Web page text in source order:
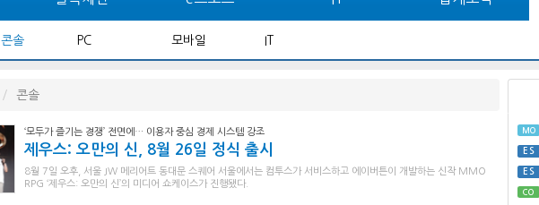
콘솔 PC 모바일 IT
콘솔
‘모두가 즐기는 경쟁’ 전면에… 이용자 중심 경제 시스템 강조
제우스: 오만의 신, 8월 26일 정식 출시
8월 7일 오후, 서울 JW 메리어트 동대문 스퀘어 서울에서는 컴투스가 서비스하고 에이버튼이 개발하는 신작 MMO
RPG ‘제우스: 오만의 신’의 미디어 쇼케이스가 진행됐다.
MO
ES
ES
CO